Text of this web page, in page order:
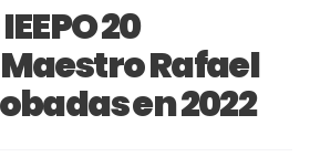
20
Rafael
en 2022